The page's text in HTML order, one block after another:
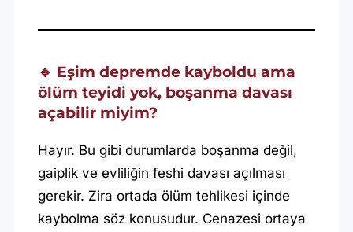
🔹 Eşim depremde kayboldu ama
ölüm teyidi yok, boşanma davası
açabilir miyim?
Hayır. Bu gibi durumlarda boşanma değil,
gaiplik ve evliliğin feshi davası açılması
gerekir. Zira ortada ölüm tehlikesi içinde
kaybolma söz konusudur. Cenazesi ortaya